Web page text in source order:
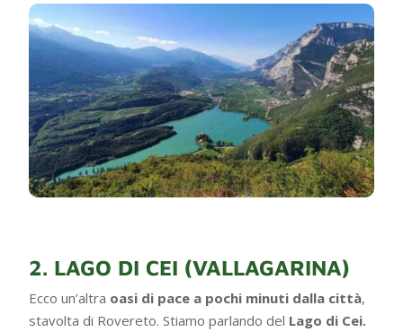
2. LAGO DI CEI (VALLAGARINA)
Ecco un’altra oasi di pace a pochi minuti dalla città,
stavolta di Rovereto. Stiamo parlando del Lago di Cei.